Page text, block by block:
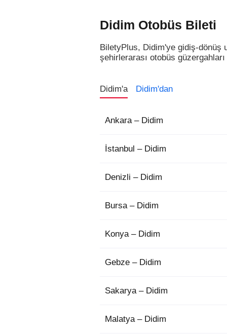
Didim Otobüs Bileti
BiletyPlus, Didim'ye gidiş-dönüş
şehirlerarası otobüs
Didim'a Didim'dan
Ankara – Didim
İstanbul – Didim
Denizli – Didim
Bursa – Didim
Konya – Didim
Gebze – Didim
Sakarya – Didim
Malatya – Didim